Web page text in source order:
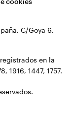
C/Goya 6,
en la
1916, 1447, 1757.